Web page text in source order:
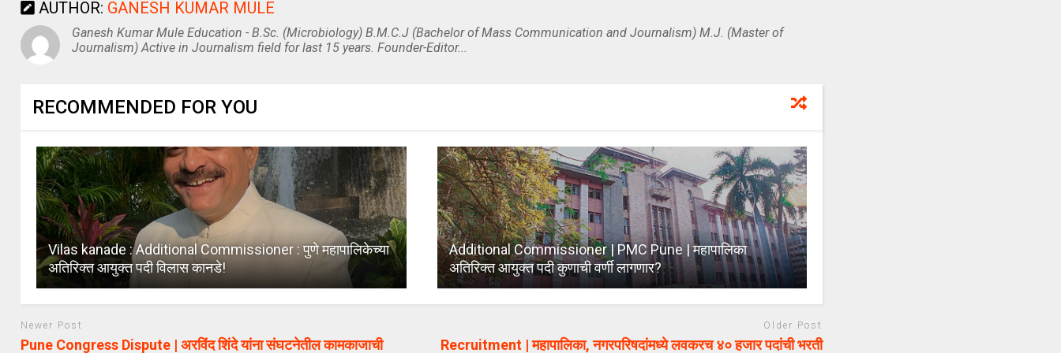
AUTHOR: GANESH KUMAR MULE
Ganesh Kumar Mule Education - B.Sc. (Microbiology) B.M.C.J (Bachelor of Mass Communication and Journalism) M.J. (Master of
Journalism) Active in Journalism field for last 15 years. Founder-Editor...
RECOMMENDED FOR YOU
Vilas kanade : Additional Commissioner : पुणे महापालिकेच्या
अतिरिक्त आयुक्त पदी विलास कानडे!
Additional Commissioner | PMC Pune | महापालिका
अतिरिक्त आयुक्त पदी कुणाची वर्णी लागणार?
Newer Post
Pune Congress Dispute | अरविंद शिंदे यांना संघटनेतील कामकाजाची
Older Post
Recruitment | महापालिका, नगरपरिषदांमध्ये लवकरच ४० हजार पदांची भरती